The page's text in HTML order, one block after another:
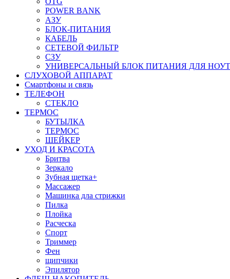
POWER BANK
АЗУ
БЛОК-ПИТАНИЯ
КАБЕЛЬ
СЕТЕВОЙ ФИЛЬТР
СЗУ
УНИВЕРСАЛЬНЫЙ БЛОК ПИТАНИЯ ДЛЯ
СЛУХОВОЙ АППАРАТ
Смартфоны и связь
ТЕЛЕФОН
СТЕКЛО
ТЕРМОС
БУТЫЛКА
ТЕРМОС
ШЕЙКЕР
УХОД И КРАСОТА
Бритва
Зеркало
Зубная щетка+
Массажер
Машинка дла стрижки
Пилка
Плойка
Расческа
Спорт
Триммер
Фен
щипчики
Эпилятор